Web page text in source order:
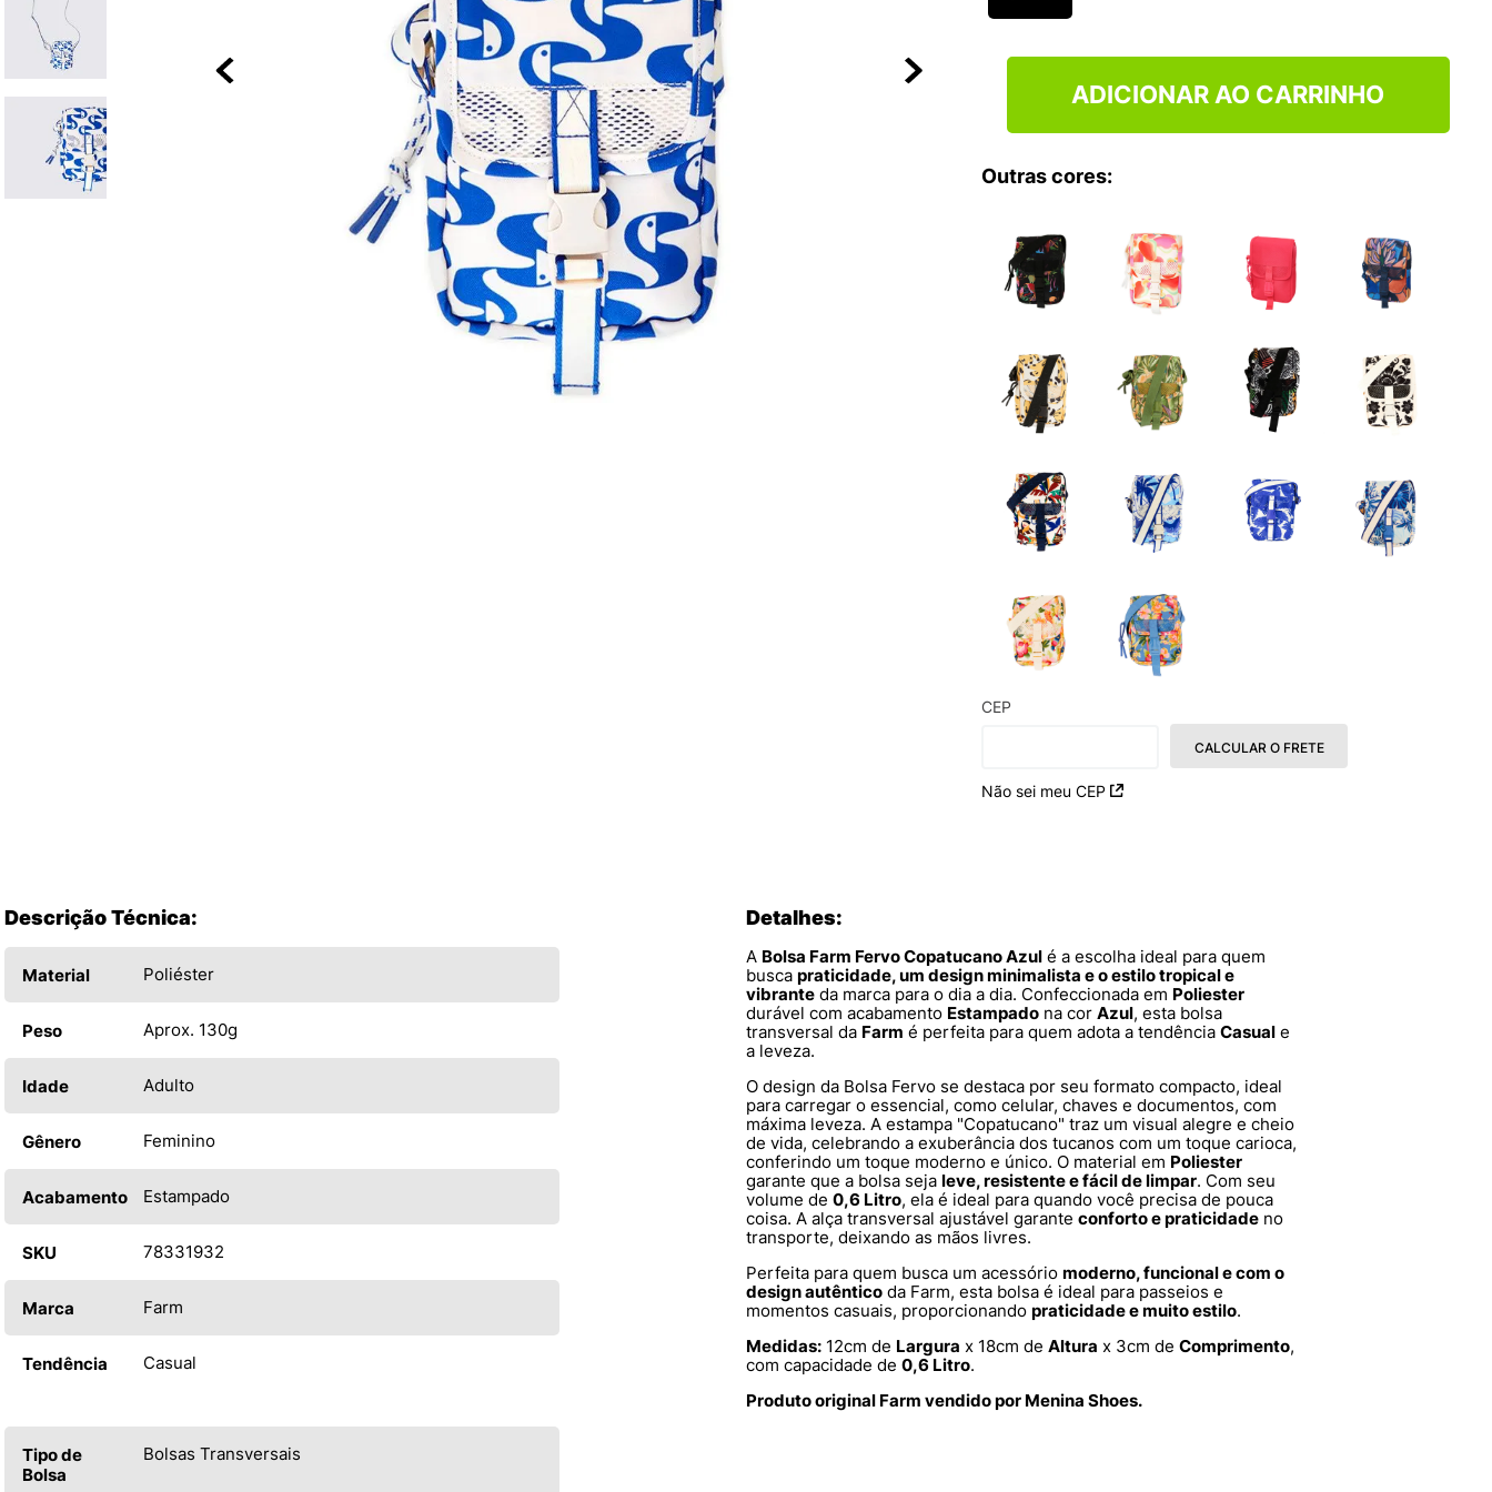
ADICIONAR AO CARRINHO
Outras cores:
CEP
Não sei meu CEP
CALCULAR O FRETE
Descrição Técnica:
Material Poliéster
Peso Aprox. 130g
Idade Adulto
Gênero Feminino
Acabamento Estampado
SKU 78331932
Marca Farm
Tendência Casual
Tipo de
Bolsa
Bolsas Transversais
Detalhes:
A Bolsa Farm Fervo Copatucano Azul é a escolha ideal para quem
busca praticidade, um design minimalista e o estilo tropical e
vibrante da marca para o dia a dia. Confeccionada em Poliester
durável com acabamento Estampado na cor Azul, esta bolsa
transversal da Farm é perfeita para quem adota a tendência Casual e
a leveza.
O design da Bolsa Fervo se destaca por seu formato compacto, ideal
para carregar o essencial, como celular, chaves e documentos, com
máxima leveza. A estampa "Copatucano" traz um visual alegre e cheio
de vida, celebrando a exuberância dos tucanos com um toque carioca,
conferindo um toque moderno e único. O material em Poliester
garante que a bolsa seja leve, resistente e fácil de limpar. Com seu
volume de 0,6 Litro, ela é ideal para quando você precisa de pouca
coisa. A alça transversal ajustável garante conforto e praticidade no
transporte, deixando as mãos livres.
Perfeita para quem busca um acessório moderno, funcional e com o
design autêntico da Farm, esta bolsa é ideal para passeios e
momentos casuais, proporcionando praticidade e muito estilo.
Medidas: 12cm de Largura x 18cm de Altura x 3cm de Comprimento,
com capacidade de 0,6 Litro.
Produto original Farm vendido por Menina Shoes.
VEJA COUNTRY